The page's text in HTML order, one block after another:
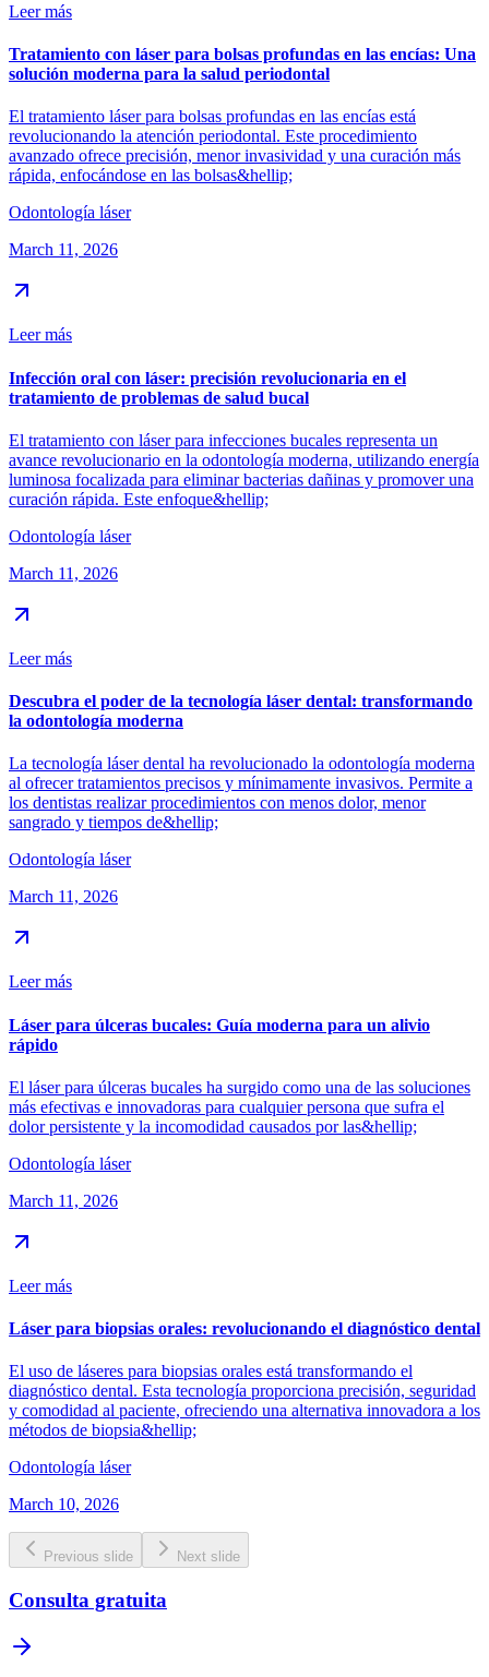
Leer más
Tratamiento con láser para bolsas profundas en las encías: Una
solución moderna para la salud periodontal
El tratamiento láser para bolsas profundas en las encías está
revolucionando la atención periodontal. Este procedimiento
avanzado ofrece precisión, menor invasividad y una curación más
rápida, enfocándose en las bolsas&hellip;
Odontología láser
March 11, 2026
Leer más
Infección oral con láser: precisión revolucionaria en el
tratamiento de problemas de salud bucal
El tratamiento con láser para infecciones bucales representa un
avance revolucionario en la odontología moderna, utilizando energía
luminosa focalizada para eliminar bacterias dañinas y promover una
curación rápida. Este enfoque&hellip;
Odontología láser
March 11, 2026
Leer más
Descubra el poder de la tecnología láser dental: transformando
la odontología moderna
La tecnología láser dental ha revolucionado la odontología moderna
al ofrecer tratamientos precisos y mínimamente invasivos. Permite a
los dentistas realizar procedimientos con menos dolor, menor
sangrado y tiempos de&hellip;
Odontología láser
March 11, 2026
Leer más
Láser para úlceras bucales: Guía moderna para un alivio
rápido
El láser para úlceras bucales ha surgido como una de las soluciones
más efectivas e innovadoras para cualquier persona que sufra el
dolor persistente y la incomodidad causados por las&hellip;
Odontología láser
March 11, 2026
Leer más
Láser para biopsias orales: revolucionando el diagnóstico dental
El uso de láseres para biopsias orales está transformando el
diagnóstico dental. Esta tecnología proporciona precisión, seguridad
y comodidad al paciente, ofreciendo una alternativa innovadora a los
métodos de biopsia&hellip;
Odontología láser
March 10, 2026
Previous slide Next slide
Consulta gratuita